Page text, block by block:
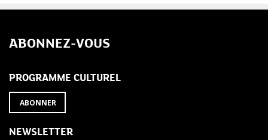
ABONNEZ-VOUS
PROGRAMME CULTUREL
ABONNER
NEWSLETTER